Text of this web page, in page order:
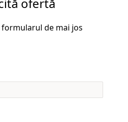
formularul de mai jos